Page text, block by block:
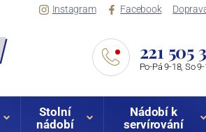
Instagram Facebook
221 505
Po-Pá 9-18, So
Stolní
nádobí
Nádobí k
servírování